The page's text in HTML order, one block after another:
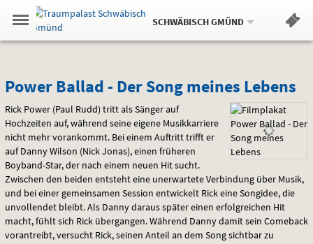
Springe
zum
,zum
.
Navigation
Menü
Gehe
zur
Standortauswahl
Standort:
SCHWÄBISCH GMÜND.
Weitere
Hinweis
Power
Ballad
-
Der
Song
meines
Power Ballad - Der Song meines Lebens
Rick Power (Paul Rudd) tritt als Sänger auf
Hochzeiten auf, während seine eigene Musikkarriere
nicht mehr vorankommt. Bei einem Auftritt trifft er
auf Danny Wilson (Nick Jonas), einen früheren
Boyband-Star, der nach einem neuen Hit sucht.
Zwischen den beiden entsteht eine unerwartete Verbindung über Musik,
und bei einer gemeinsamen Session entwickelt Rick eine Songidee, die
unvollendet bleibt. Als Danny daraus später einen erfolgreichen Hit
macht, fühlt sich Rick übergangen. Während Danny damit sein Comeback
vorantreibt, versucht Rick, seinen Anteil an dem Song sichtbar zu